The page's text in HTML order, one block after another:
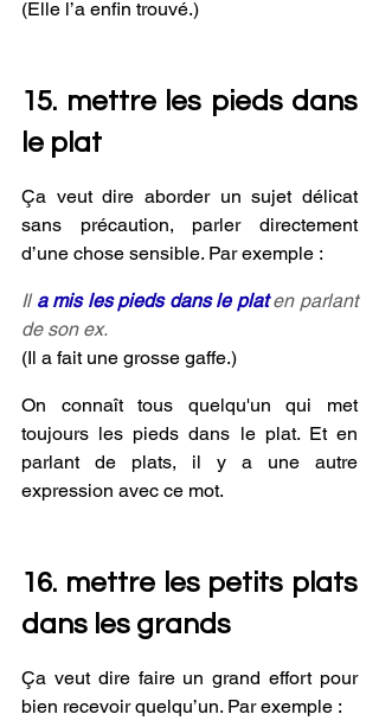
(Elle l’a enfin trouvé.)
15. mettre les pieds dans
le plat
Ça veut dire aborder un sujet délicat
sans précaution, parler directement
d’une chose sensible. Par exemple :
Il a mis les pieds dans le plat en parlant
de son ex.
(Il a fait une grosse gaffe.)
On connaît tous quelqu'un qui met
toujours les pieds dans le plat. Et en
parlant de plats, il y a une autre
expression avec ce mot.
16. mettre les petits plats
dans les grands
Ça veut dire faire un grand effort pour
bien recevoir quelqu’un. Par exemple :